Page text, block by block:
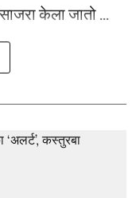
केला जातो ...